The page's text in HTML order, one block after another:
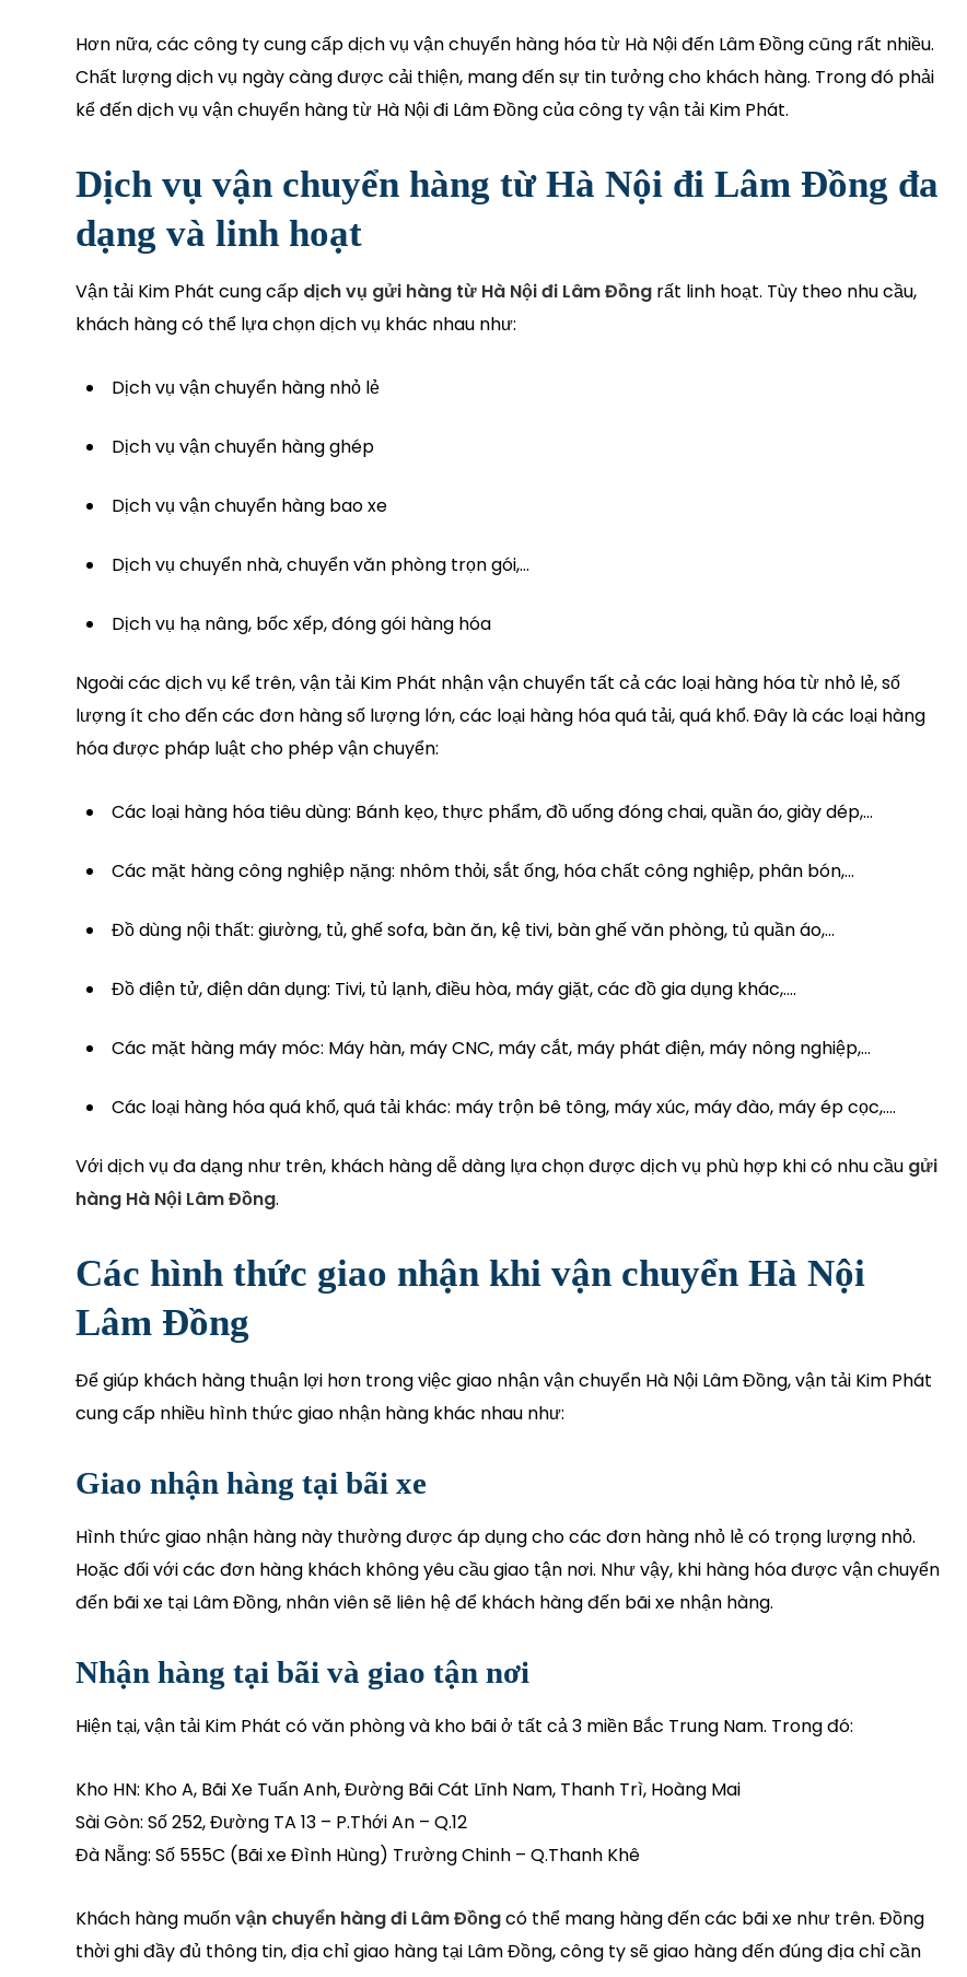
Hơn nữa, các công ty cung cấp dịch vụ vận chuyển hàng hóa từ Hà Nội đến Lâm Đồng cũng rất nhiều.
Chất lượng dịch vụ ngày càng được cải thiện, mang đến sự tin tưởng cho khách hàng. Trong đó phải
kể đến dịch vụ vận chuyển hàng từ Hà Nội đi Lâm Đồng của công ty vận tải Kim Phát.
Dịch vụ vận chuyển hàng từ Hà Nội đi Lâm Đồng đa
dạng và linh hoạt
Vận tải Kim Phát cung cấp dịch vụ gửi hàng từ Hà Nội đi Lâm Đồng rất linh hoạt. Tùy theo nhu cầu,
khách hàng có thể lựa chọn dịch vụ khác nhau như:
Dịch vụ vận chuyển hàng nhỏ lẻ
Dịch vụ vận chuyển hàng ghép
Dịch vụ vận chuyển hàng bao xe
Dịch vụ chuyển nhà, chuyển văn phòng trọn gói,…
Dịch vụ hạ nâng, bốc xếp, đóng gói hàng hóa
Ngoài các dịch vụ kể trên, vận tải Kim Phát nhận vận chuyển tất cả các loại hàng hóa từ nhỏ lẻ, số
lượng ít cho đến các đơn hàng số lượng lớn, các loại hàng hóa quá tải, quá khổ. Đây là các loại hàng
hóa được pháp luật cho phép vận chuyển:
Các loại hàng hóa tiêu dùng: Bánh kẹo, thực phẩm, đồ uống đóng chai, quần áo, giày dép,…
Các mặt hàng công nghiệp nặng: nhôm thỏi, sắt ống, hóa chất công nghiệp, phân bón,…
Đồ dùng nội thất: giường, tủ, ghế sofa, bàn ăn, kệ tivi, bàn ghế văn phòng, tủ quần áo,…
Đồ điện tử, điện dân dụng: Tivi, tủ lạnh, điều hòa, máy giặt, các đồ gia dụng khác,….
Các mặt hàng máy móc: Máy hàn, máy CNC, máy cắt, máy phát điện, máy nông nghiệp,…
Các loại hàng hóa quá khổ, quá tải khác: máy trộn bê tông, máy xúc, máy đào, máy ép cọc,….
Với dịch vụ đa dạng như trên, khách hàng dễ dàng lựa chọn được dịch vụ phù hợp khi có nhu cầu gửi
hàng Hà Nội Lâm Đồng.
Các hình thức giao nhận khi vận chuyển Hà Nội
Lâm Đồng
Để giúp khách hàng thuận lợi hơn trong việc giao nhận vận chuyển Hà Nội Lâm Đồng, vận tải Kim Phát
cung cấp nhiều hình thức giao nhận hàng khác nhau như:
Giao nhận hàng tại bãi xe
Hình thức giao nhận hàng này thường được áp dụng cho các đơn hàng nhỏ lẻ có trọng lượng nhỏ.
Hoặc đối với các đơn hàng khách không yêu cầu giao tận nơi. Như vậy, khi hàng hóa được vận chuyển
đến bãi xe tại Lâm Đồng, nhân viên sẽ liên hệ để khách hàng đến bãi xe nhận hàng.
Nhận hàng tại bãi và giao tận nơi
Hiện tại, vận tải Kim Phát có văn phòng và kho bãi ở tất cả 3 miền Bắc Trung Nam. Trong đó:
Kho HN: Kho A, Bãi Xe Tuấn Anh, Đường Bãi Cát Lĩnh Nam, Thanh Trì, Hoàng Mai
Sài Gòn: Số 252, Đường TA 13 – P.Thới An – Q.12
Đà Nẵng: Số 555C (Bãi xe Đình Hùng) Trường Chinh – Q.Thanh Khê
Khách hàng muốnvận chuyển hàng đi Lâm Đồngcó thể mang hàng đến các bãi xe như trên. Đồng
thời ghi đầy đủ thông tin, địa chỉ giao hàng tại Lâm Đồng, công ty sẽ giao hàng đến đúng địa chỉ cần